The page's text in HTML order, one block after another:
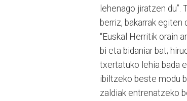
lehenago jiratzen
berriz, bakarrak egiten
“Euskal Herritik orain
bi eta bidaniar bat;
txertatuko lehia bada
ibiltzeko beste modu
zaldiak entrenatzeko